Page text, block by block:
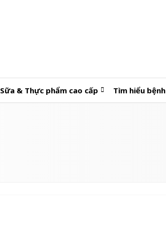
Sữa & Thực phẩm cao cấp Tìm hiểu bệnh